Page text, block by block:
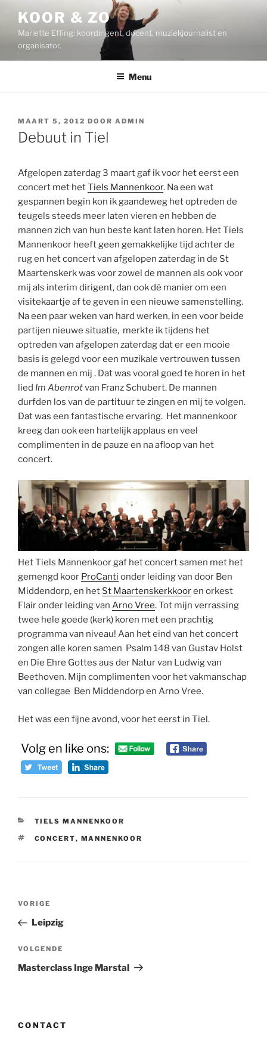
inhoud
KOOR & ZO
Mariette Effing: koordirigent, docent, muziekjournalist en
organisator.
Menu
GEPLAATST
OP
MAART 5, 2012 DOOR ADMIN
Debuut in Tiel
Afgelopen zaterdag 3 maart gaf ik voor het eerst een
concert met hetTiels Mannenkoor. Na een wat
gespannen begin kon ik gaandeweg het optreden de
teugels steeds meer laten vieren en hebben de
mannen zich van hun beste kant laten horen. Het Tiels
Mannenkoor heeft geen gemakkelijke tijd achter de
rug en het concert van afgelopen zaterdag in de St
Maartenskerk was voor zowel de mannen als ook voor
mij als interim dirigent, dan ook dé manier om een
visitekaartje af te geven in een nieuwe samenstelling.
Na een paar weken van hard werken, in een voor beide
partijen nieuwe situatie, merkte ik tijdens het
optreden van afgelopen zaterdag dat er een mooie
basis is gelegd voor een muzikale vertrouwen tussen
de mannen en mij . Dat was vooral goed te horen in het
lied Im Abenrotvan Franz Schubert. De mannen
durfden los van de partituur te zingen en mij te volgen.
Dat was een fantastische ervaring. Het mannenkoor
kreeg dan ook een hartelijk applaus en veel
complimenten in de pauze en na afloop van het
concert.
Het Tiels Mannenkoor gaf het concert samen met het
gemengd koor ProCanti onder leiding van door Ben
Middendorp, en het St Maartenskerkkooren orkest
Flair onder leiding van Arno Vree. Tot mijn verrassing
twee hele goede (kerk) koren met een prachtig
programma van niveau! Aan het eind van het concert
zongen alle koren samen Psalm 148 van Gustav Holst
en Die Ehre Gottes aus der Natur van Ludwig van
Beethoven. Mijn complimenten voor het vakmanschap
van collegae Ben Middendorp en Arno Vree.
Het was een fijne avond, voor het eerst in Tiel.
Volg en like ons:
CATEGORIEËN
TIELS MANNENKOOR
TAGS
CONCERT, MANNENKOOR
Bericht
Vorig
bericht
VORIGE
Leipzig
Volgend
bericht
VOLGENDE
Masterclass Inge Marstal
CONTACT